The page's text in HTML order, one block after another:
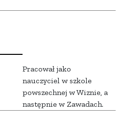
Pracował jako
nauczyciel w szkole
powszechnej w Wiznie, a
następnie w Zawadach.